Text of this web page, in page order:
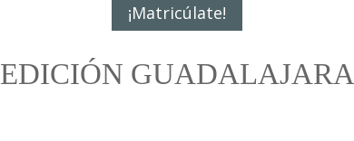
¡Matricúlate!
EDICIÓN GUADALAJARA